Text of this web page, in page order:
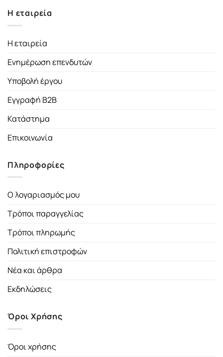
Η εταιρεία
Η εταιρεία
Ενημέρωση επενδυτών
Υποβολή έργου
Εγγραφή B2B
Κατάστημα
Επικοινωνία
Πληροφορίες
Ο λογαριασμός μου
Τρόποι παραγγελίας
Τρόποι πληρωμής
Πολιτική επιστροφών
Νέα και άρθρα
Εκδηλώσεις
Όροι Χρήσης
Όροι χρήσης